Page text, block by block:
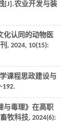
[J].农业开发与装
化认同的动物医
, 2024, 10(15):
课程思政建设与
192.
与毒理》在高职
牧科技, 2024(6):